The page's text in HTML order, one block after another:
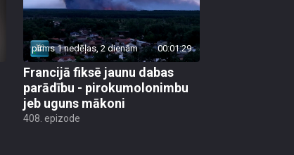
pirms 1 nedēļas, 2 dienām 00:01:29
Francijā fiksē jaunu dabas
parādību - pirokumolonimbu
jeb uguns mākoni
408. epizode